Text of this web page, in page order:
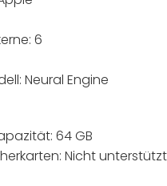
6
Neural Engine
64 GB
Nicht unterstützt